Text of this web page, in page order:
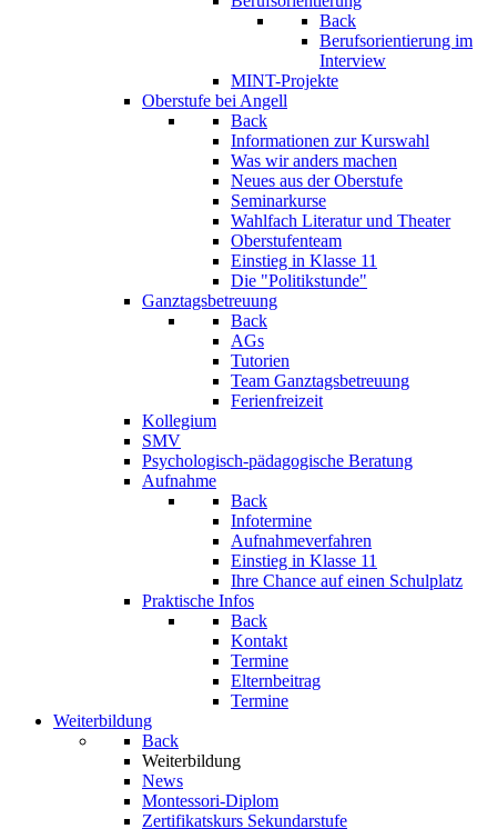
Back
Berufsorientierung im
Interview
MINT-Projekte
Oberstufe bei Angell
Back
Informationen zur Kurswahl
Was wir anders machen
Neues aus der Oberstufe
Seminarkurse
Wahlfach Literatur und Theater
Oberstufenteam
Einstieg in Klasse 11
Die "Politikstunde"
Ganztagsbetreuung
Back
AGs
Tutorien
Team Ganztagsbetreuung
Ferienfreizeit
Kollegium
SMV
Psychologisch-pädagogische Beratung
Aufnahme
Back
Infotermine
Aufnahmeverfahren
Einstieg in Klasse 11
Ihre Chance auf einen Schulplatz
Praktische Infos
Back
Kontakt
Termine
Elternbeitrag
Termine
Weiterbildung
Back
Weiterbildung
News
Montessori-Diplom
Zertifikatskurs Sekundarstufe